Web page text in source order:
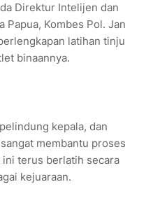
Direktur Intelijen dan
Papua, Kombes Pol. Jan
latihan tinju
binaannya.
kepala, dan
membantu proses
ini terus berlatih secara
kejuaraan.